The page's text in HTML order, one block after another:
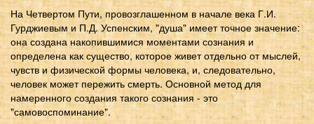
На Четвертом Пути, провозглашенном в начале века Г.И.
Гурджиевым и П.Д. Успенским, "душа" имеет точное значение:
она создана накопившимися моментами сознания и
определена как существо, которое живет отдельно от мыслей,
чувств и физической формы человека, и, следовательно,
человек может пережить смерть. Основной метод для
намеренного создания такого сознания - это
"самовоспоминание".